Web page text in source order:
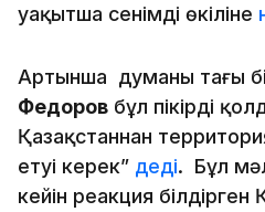
уақытша сенімді өкіліне
Артынша думаның тағы
Федоров бұл пікірді
Қазақстаннан
етуі керек” деді. Бұл
кейін реакция білдірген